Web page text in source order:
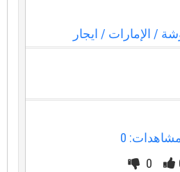
/ الإمارات/ ايجار
0
0